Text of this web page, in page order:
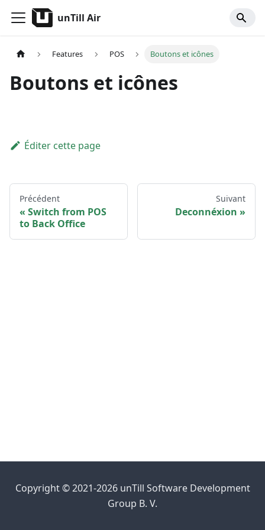
unTill Air
Features POS Boutons et icônes
Boutons et icônes
Éditer cette page
Précédent
Switch from POS
to Back Office
Suivant
Deconnéxion
Copyright © 2021-2026 unTill Software Development
Group B. V.